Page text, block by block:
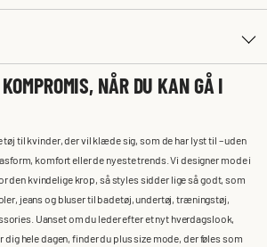
NÅR DU KAN GÅ I
tøj til kvinder, der vil klæde sig, som de har lyst til – uden
komfort eller de nyeste trends. Vi designer mode i
den kvindelige krop, så styles sidder lige så godt, som
jeans og bluser til badetøj, undertøj, træningstøj,
Uanset om du leder efter et nyt hverdagslook,
hele dagen, finder du plus size mode, der føles som